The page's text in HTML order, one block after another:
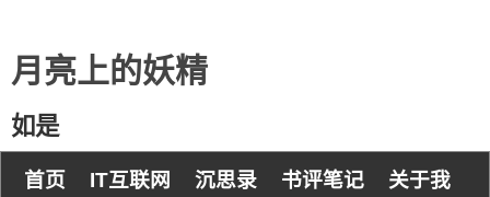
月亮上的妖精
如是
首页 IT互联网 沉思录 书评笔记 关于我